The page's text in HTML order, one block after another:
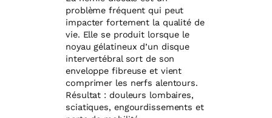
problème fréquent qui peut
impacter fortement la qualité de
vie. Elle se produit lorsque le
noyau gélatineux d’un disque
intervertébral sort de son
enveloppe fibreuse et vient
comprimer les nerfs alentours.
Résultat : douleurs lombaires,
sciatiques, engourdissements et